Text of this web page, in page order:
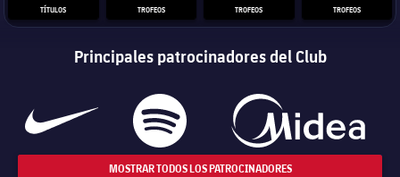
TÍTULOS TROFEOS TROFEOS TROFEOS
Principales patrocinadores del Club
MOSTRAR TODOS LOS PATROCINADORES